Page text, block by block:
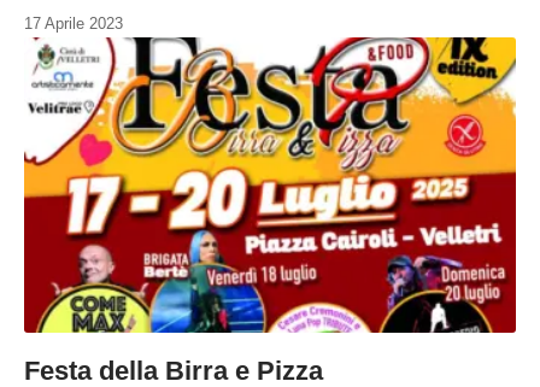
17 Aprile 2023
Festa della Birra e Pizza